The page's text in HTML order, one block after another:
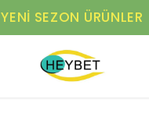
YENI SEZON ÜRÜNLER